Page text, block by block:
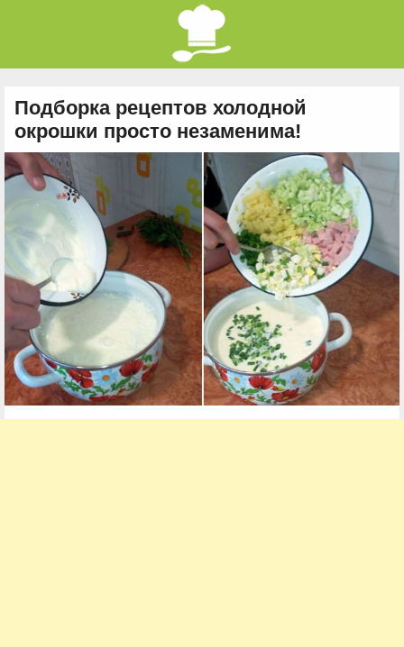
Подборка рецептов холодной
окрошки просто незаменима!